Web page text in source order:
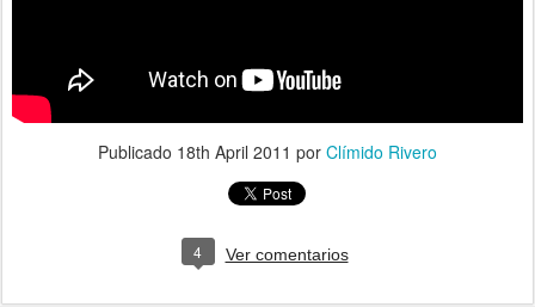
Publicado 18th April 2011 por Clímido Rivero
4 Ver comentarios